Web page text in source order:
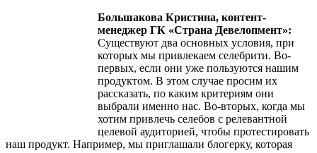
Большакова Кристина, контент-
менеджер ГК «Страна Девелопмент»:
Существуют два основных условия, при
которых мы привлекаем селебрити. Во-
первых, если они уже пользуются нашим
продуктом. В этом случае просим их
рассказать, по каким критериям они
выбрали именно нас. Во-вторых, когда мы
хотим привлечь селебов с релевантной
целевой аудиторией, чтобы протестировать
наш продукт. Например, мы приглашали блогерку, которая